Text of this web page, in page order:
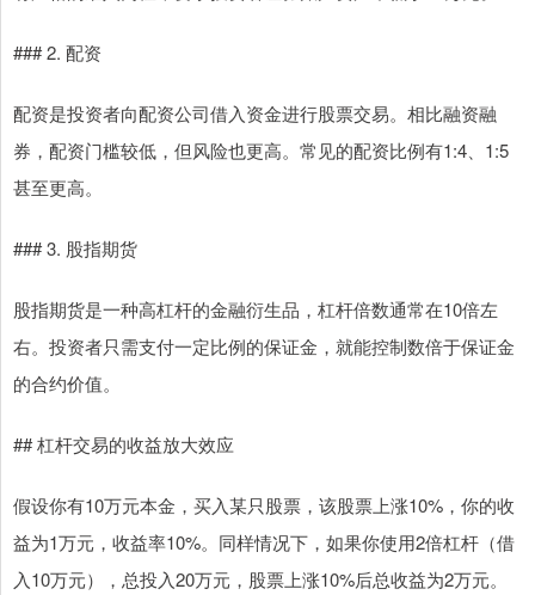
### 2. 配资
配资是投资者向配资公司借入资金进行股票交易。相比融资融
券，配资门槛较低，但风险也更高。常见的配资比例有1:4、1:5
甚至更高。
### 3. 股指期货
股指期货是一种高杠杆的金融衍生品，杠杆倍数通常在10倍左
右。投资者只需支付一定比例的保证金，就能控制数倍于保证金
的合约价值。
## 杠杆交易的收益放大效应
假设你有10万元本金，买入某只股票，该股票上涨10%，你的收
益为1万元，收益率10%。同样情况下，如果你使用2倍杠杆（借
入10万元），总投入20万元，股票上涨10%后总收益为2万元。